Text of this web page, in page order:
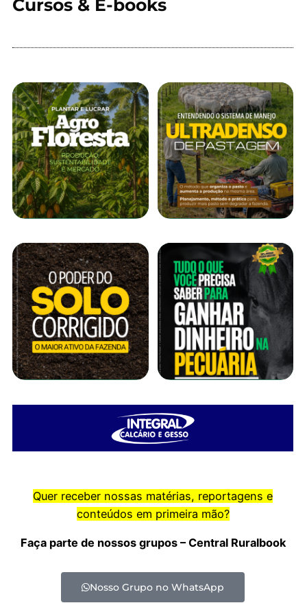
Cursos & E-books
Quer receber nossas matérias, reportagens e
conteúdos em primeira mão?
Faça parte de nossos grupos – Central Ruralbook
Nosso Grupo no WhatsApp